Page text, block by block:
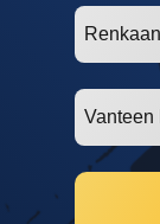
Mönkijän
Puutarha
Ajovarusteet